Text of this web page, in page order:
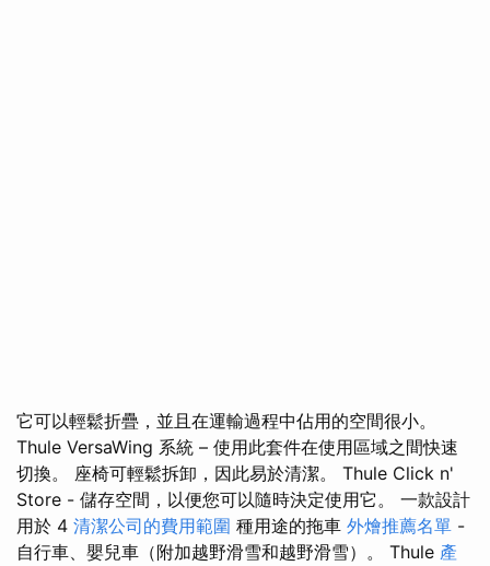
它可以輕鬆折疊，並且在運輸過程中佔用的空間很小。
Thule VersaWing 系統 – 使用此套件在使用區域之間快速
切換。 座椅可輕鬆拆卸，因此易於清潔。 Thule Click n'
Store - 儲存空間，以便您可以隨時決定使用它。 一款設計
用於 4 清潔公司的費用範圍 種用途的拖車 外燴推薦名單 -
自行車、嬰兒車（附加越野滑雪和越野滑雪）。 Thule 產